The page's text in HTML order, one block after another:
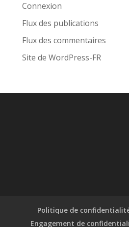
Connexion
Flux des publications
Flux des commentaires
Site de WordPress-FR
Politique de
Engagement de